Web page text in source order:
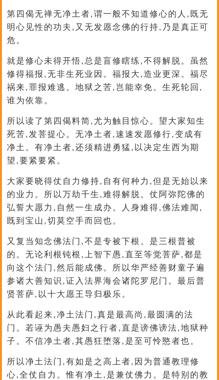
第四偈无禅无净土者,谓一般不知道修心的人,既无
明心见性的功夫,又无发愿念佛的行持,乃是真正可
危。
就是修心未得开悟,总是盲修瞎练,不得解脱。虽然
修得福报,无非生死业因。福报大,造业更深。福尽
祸来,罪报难逃。地狱之苦,岂能幸免。生死轮回,
谁为依靠。
所以读了第四偈料简,尤为触目惊心。望大家知生
死苦,发菩提心。无净土者,速速发愿修行,变成有
净土。有净土者,还须精进勇猛,以决定生西为期
望,要紧要紧。
大家要晓得仗自力修持,自有何种力,但是无始以来
的业力。所以万劫千生,难得解脱。仗阿弥陀佛的
弘誓大愿力,自然一生成办。人身难得,佛法难闻,
既到宝山,切莫空手而回也。
又复当知念佛法门,不是专被下根。是三根普被
的。无论利根钝根,上智下愚,直至等觉菩萨,都是
向这个法门,然后能成佛。所以华严经善财童子遍
参诸大善知识,证入法界海会诸陀罗尼门。最后普
贤菩萨,以十大愿王导归极乐。
从此看起来,净土法门,真是最高尚,最圆满的法
门。若诬为愚夫愚妇之行者,直是谤佛谤法,地狱种
子。不信净土者,其愚狂堕落,是至可怜愍者也。
所以净土法门,有如是之高上者,因为普通教理修
心,全仗自力。惟有净土,是兼仗佛力。是特别的教